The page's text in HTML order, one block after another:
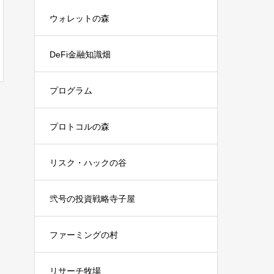
ウォレットの森
DeFi金融知識畑
プログラム
プロトコルの森
リスク・ハックの谷
弐号の投資戦略寺子屋
ファーミングの村
リサーチ牧場